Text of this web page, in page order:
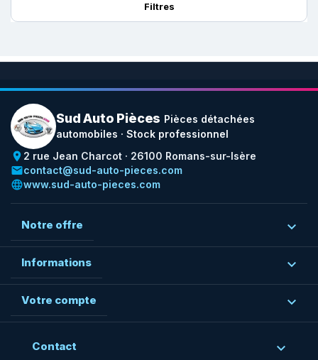
Filtres
Sud Auto Pièces Pièces détachées
automobiles · Stock professionnel
place 2 rue Jean Charcot · 26100 Romans-sur-Isère
emailcontact@sud-auto-pieces.com
languagewww.sud-auto-pieces.com
Notre offre 
Informations 
Votre compte 
Contact 